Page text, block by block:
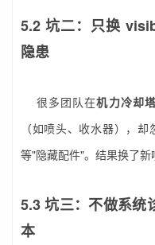
5.2 坑二：只换
隐患
很多团队在机力冷却
（如喷头、收水器），
等"隐藏配件"。结果换了新
5.3 坑三：不做系
本